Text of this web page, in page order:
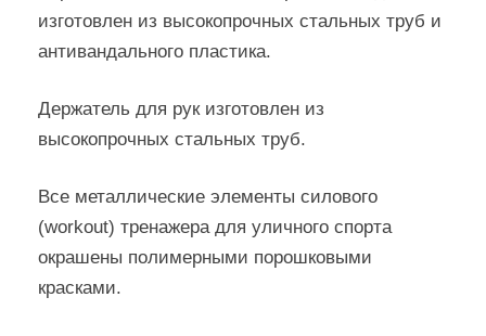
изготовлен из высокопрочных стальных труб и
антивандального пластика.
Держатель для рук изготовлен из
высокопрочных стальных труб.
Все металлические элементы силового
(workout) тренажера для уличного спорта
окрашены полимерными порошковыми
красками.